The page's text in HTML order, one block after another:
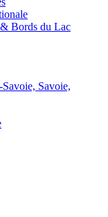
Bords du Lac
Savoie,